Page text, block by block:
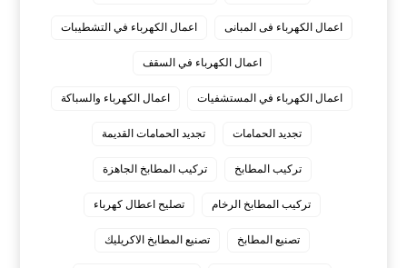
اعمال الكهرباء فى المبانى اعمال الكهرباء في التشطيبات
اعمال الكهرباء في السقف
اعمال الكهرباء في المستشفيات اعمال الكهرباء والسباكة
تجديد الحمامات تجديد الحمامات القديمة
تركيب المطابخ تركيب المطابخ الجاهزة
تركيب المطابخ الرخام تصليح اعطال كهرباء
تصنيع المطابخ تصنيع المطابخ الاكريليك